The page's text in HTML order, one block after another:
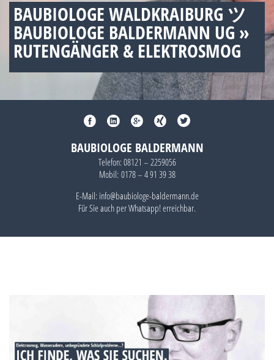
BAUBIOLOGE WALDKRAIBURG ツ
BAUBIOLOGE BALDERMANN UG »
RUTENGÄNGER & ELEKTROSMOG
BAUBIOLOGE BALDERMANN
Telefon: 08121 – 2259056
Mobil: 0178 – 4 91 39 38
E-Mail: info@baubiologe-baldermann.de
Für Sie auch perWhatsapp!erreichbar.